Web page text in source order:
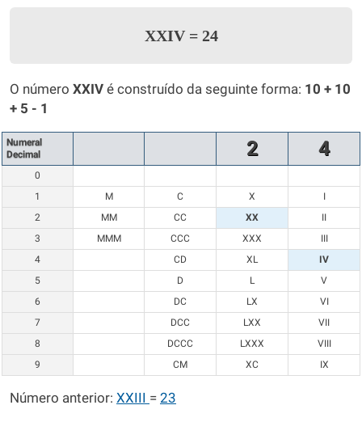
XXIV =24
O número XXIV é construído da seguinte forma: 10 + 10
+ 5 - 1
Numeral
Decimal
2 4
0
1
M C X
I
2
MM CC XX
II
3
MMM CCC XXX
III
4
CD XL
IV
5
D L
V
6
DC LX
VI
7
DCC LXX
VII
8
DCCC LXXX
VIII
9
CM XC IX
Número anterior: XXIII = 23